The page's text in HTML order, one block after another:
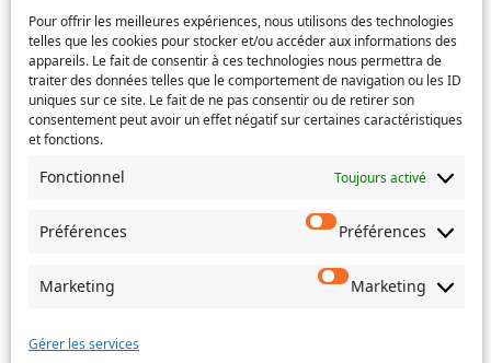
Pour offrir les meilleures expériences, nous utilisons des technologies
telles que les cookies pour stocker et/ou accéder aux informations des
appareils. Le fait de consentir à ces technologies nous permettra de
traiter des données telles que le comportement de navigation ou les ID
uniques sur ce site. Le fait de ne pas consentir ou de retirer son
consentement peut avoir un effet négatif sur certaines caractéristiques
et fonctions.
Fonctionnel Toujours activé
Préférences Préférences
Marketing Marketing
Gérer les services
Service concerné (Nécessaire)
Si votre demande concerne des actes de naissance et/ou
de mariage, choisissez l'Etat-Civil comme service